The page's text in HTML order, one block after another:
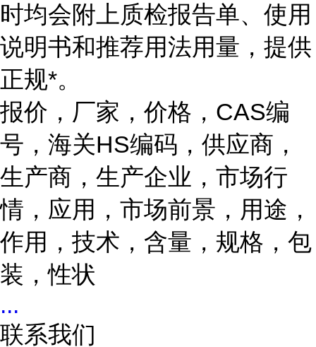
时均会附上质检报告单、使用
说明书和推荐用法用量，提供
正规*。
报价，厂家，价格，CAS编
号，海关HS编码，供应商，
生产商，生产企业，市场行
情，应用，市场前景，用途，
作用，技术，含量，规格，包
装，性状
...
联系我们